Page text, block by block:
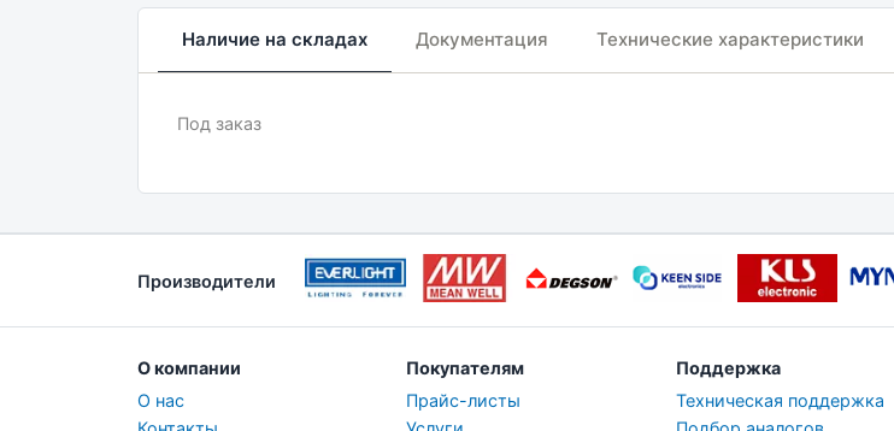
Наличие на складах Документация Технические характеристики
Под заказ
Производители
О компании
О нас
Покупателям
Прайс-листы
Поддержка
Техническая поддержка